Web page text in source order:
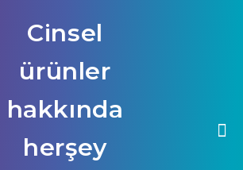
Cinsel
ürünler
hakkında
herşey